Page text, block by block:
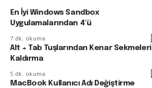
En İyi Windows Sandbox
Uygulamalarından 4’ü
7 dk. okuma
Alt + Tab Tuşlarından Kenar Sekmeleri
Kaldırma
5 dk. okuma
MacBook Kullanıcı Adı Değiştirme